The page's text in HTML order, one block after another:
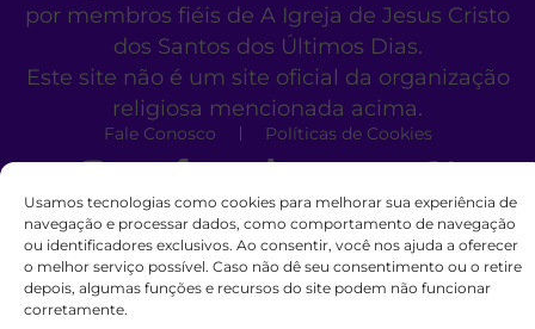
Usamos tecnologias como cookies para melhorar sua experiência de
navegação e processar dados, como comportamento de navegação
ou identificadores exclusivos. Ao consentir, você nos ajuda a oferecer
o melhor serviço possível. Caso não dê seu consentimento ou o retire
depois, algumas funções e recursos do site podem não funcionar
corretamente.
por membros fiéis de A Igreja de Jesus Cristo
dos Santos dos Últimos Dias.
Este site não é um site oficial da organização
religiosa mencionada acima.
Fale Conosco Políticas de Cookies